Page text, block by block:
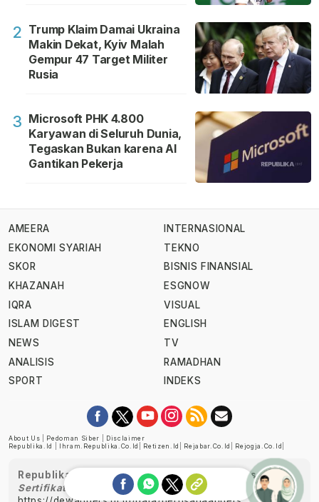
2 Trump Klaim Damai Ukraina
Makin Dekat, Kyiv Malah
Gempur 47 Target Militer
Rusia
3 Microsoft PHK 4.800
Karyawan di Seluruh Dunia,
Tegaskan Bukan karena AI
Gantikan Pekerja
AMEERA
EKONOMI SYARIAH
SKOR
KHAZANAH
IQRA
ISLAM DIGEST
NEWS
ANALISIS
SPORT
INTERNASIONAL
TEKNO
BISNIS FINANSIAL
ESGNOW
VISUAL
ENGLISH
TV
RAMADHAN
INDEKS
About Us Pedoman Siber
Disclaimer
Republika.id
Ihram.republika.co.id Retizen.id Rejabar.co.id Rejogja.co.id
Republika telah diverifikasi oleh Dewan Pers
Sertifikat Nomor 1058/DP-Verifikasi/K/XII/2022